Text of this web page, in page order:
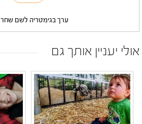
ערך בגימטריה לשם שחר
אולי יעניין אותך גם